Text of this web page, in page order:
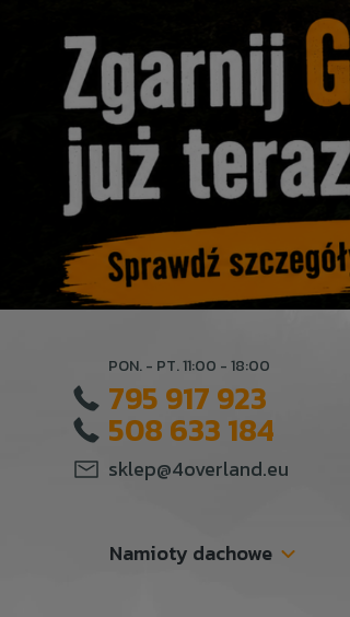
PON. - PT. 11:00 - 18:00
795 917 923
508 633 184
sklep@4overland.eu
Namioty dachowe